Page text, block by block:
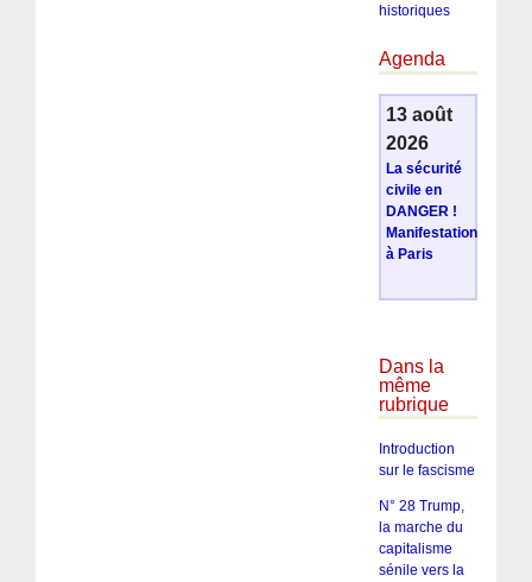
historiques
Agenda
13 août
2026
La sécurité
civile en
DANGER !
Manifestation
à Paris
Dans la
même
rubrique
Introduction
sur le fascisme
N° 28 Trump,
la marche du
capitalisme
sénile vers la